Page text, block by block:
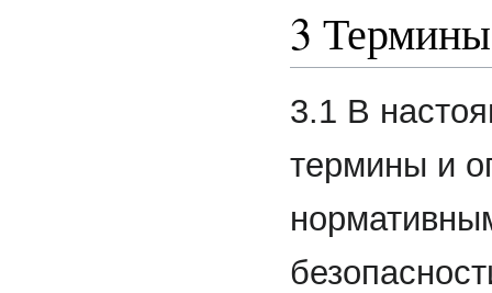
3
3.1 В
термины и